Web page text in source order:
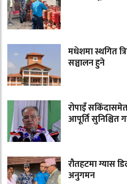
मधेशमा स्थगित
सञ्चालन हुने
रोपाइँ
आपूर्ति सुनिश्चित
रौतहटमा ग्यास
अनुगमन